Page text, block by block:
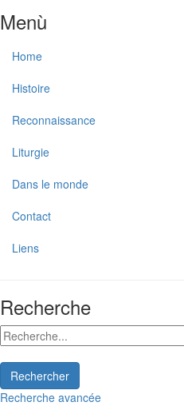
Menù
Home
Histoire
Reconnaissance
Liturgie
Dans le monde
Contact
Liens
Recherche
Rechercher
Recherche avancée